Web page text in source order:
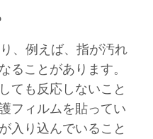
、例えば、指が汚れ
ることがあります。
ても反応しないこと
フィルムを貼ってい
入り込んでいること